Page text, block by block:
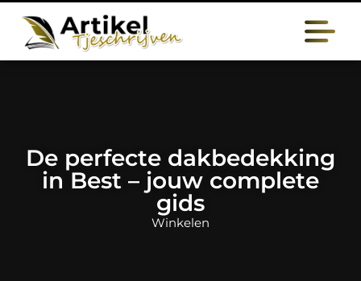
De perfecte dakbedekking
in Best – jouw complete
gids
Winkelen